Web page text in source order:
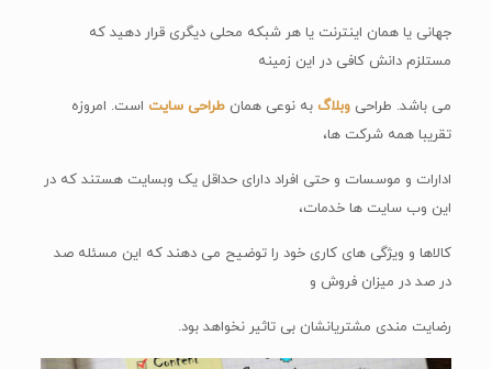
جهانی یا همان اینترنت یا هر شبکه محلی دیگری قرار دهید که
مستلزم دانش کافی در این زمینه
می باشد. طراحی وبلاگ به نوعی همان طراحی سایت است. امروزه
تقریبا همه شرکت ها،
ادارات و موسسات و حتی افراد دارای حداقل یک وبسایت هستند که در
این وب سایت ها خدمات،
کالاها و ویژگی های کاری خود را توضیح می دهند که این مسئله صد
در صد در میزان فروش و
رضایت مندی مشتریانشان بی تاثیر نخواهد بود.